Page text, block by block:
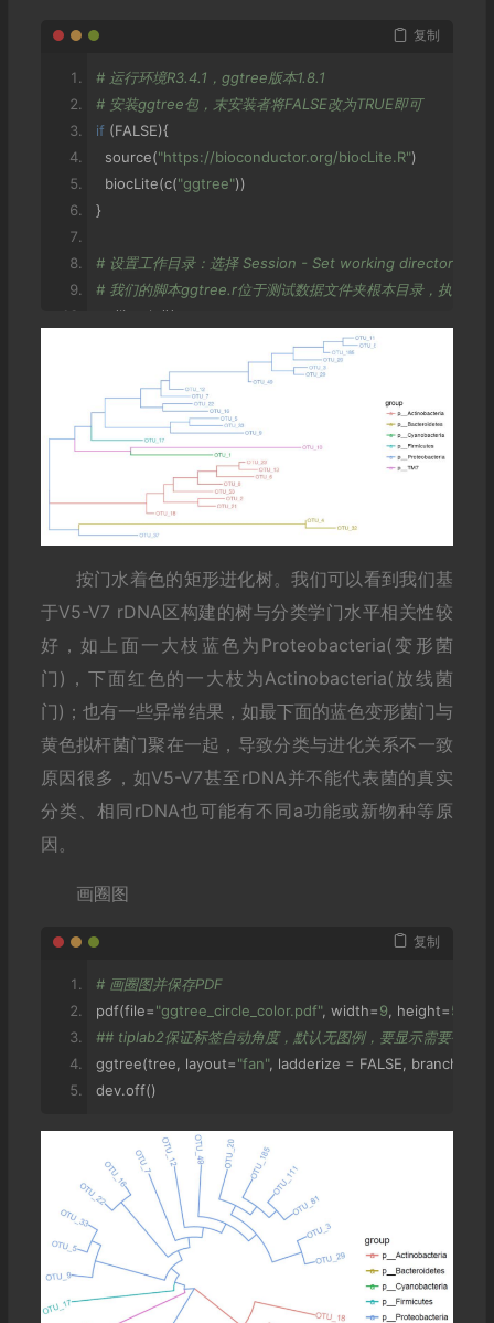
复制
# 运行环境R3.4.1，ggtree版本1.8.1
# 安装ggtree包，末安装者将FALSE改为TRUE即可
if (FALSE){
  source
("https://bioconductor.org/biocLite.R")
  biocLite
(c("ggtree"))
}
# 设置工作目录：选择 Session - Set working directory -
# 我们的脚本ggtree.r位于测试数据文件夹根本目录，执行上
(list ls
())
# 设置工作文件夹进入result，我们使用的大部分文件在此目录
"result")
# 加载ggtree包
library("ggtree")
# 读入分析相关文件
# 读取树文件
tree <- read.tree("rep_seqs_k5.tree")
tax <- read.table("rep_seqs_k5.tax", row.names=
)
# 物种注释等级标签，共七级，但细菌末分类物种太多，一般
colnames
tax ) = c "kingdom" "phylum" "class", "order"
# 按门水平建树并上色
## 给每个OTU按门分类分组，此处可以更改为其它分类级别
groupInfo <- split( row.names(tax), tax$phylum) # OTU
## 将分组信息添加到树中
# 画树，按组上色
按门水着色的矩形进化树。我们可以看到我们基
于V5-V7 rDNA区构建的树与分类学门水平相关性较
好，如上面一大枝蓝色为Proteobacteria(变形菌
门)，下面红色的一大枝为Actinobacteria(放线菌
门)；也有一些异常结果，如最下面的蓝色变形菌门与
黄色拟杆菌门聚在一起，导致分类与进化关系不一致
原因很多，如V5-V7甚至rDNA并不能代表菌的真实
分类、相同rDNA也可能有不同a功能或新物种等原
因。
画圈图
复制
# 画圈图并保存PDF
pdf(file="ggtree_circle_color.pdf", width=9 height=5
## tiplab2保证标签自动角度，默认无图例，要显示需要
ggtree(tree layout="fan", ladderize = FALSE branch
dev.off()